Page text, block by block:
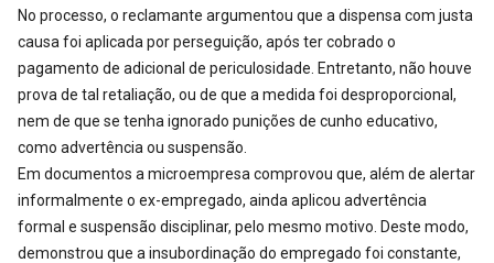
No processo, o reclamante argumentou que a dispensa com justa
causa foi aplicada por perseguição, após ter cobrado o
pagamento de adicional de periculosidade. Entretanto, não houve
prova de tal retaliação, ou de que a medida foi desproporcional,
nem de que se tenha ignorado punições de cunho educativo,
como advertência ou suspensão.
Em documentos a microempresa comprovou que, além de alertar
informalmente o ex-empregado, ainda aplicou advertência
formal e suspensão disciplinar, pelo mesmo motivo. Deste modo,
demonstrou que a insubordinação do empregado foi constante,